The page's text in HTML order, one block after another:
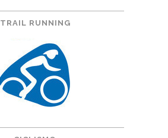
TRAIL RUNNING